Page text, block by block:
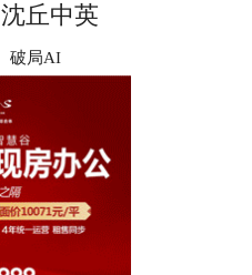
沈丘中英
破局AI